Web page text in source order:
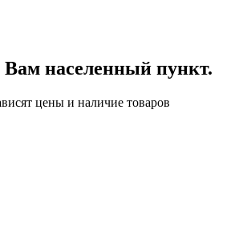
Вам населенный пункт.
цены и наличие товаров